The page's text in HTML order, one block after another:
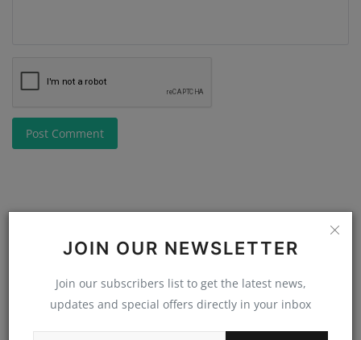
JOIN OUR NEWSLETTER
Join our subscribers list to get the latest news,
updates and special offers directly in your inbox
Post Comment